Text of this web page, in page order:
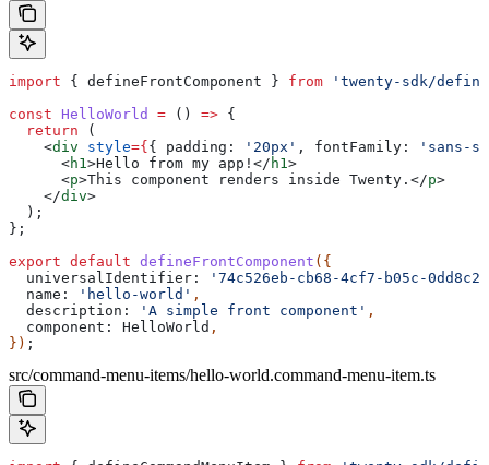
import { defineFrontComponent } from 'twenty-sdk/
const HelloWorld = () => {
  return
(
    <
div style={{ padding: '20px' , fontFamily:
'sans-
      <
h1 >Hello from my app! </ h1 >
      <
p>This component renders inside Twenty. </p>
    </
div>
  );
};
export default defineFrontComponent ({
  universalIdentifier:
'74c526eb-cb68-4cf7-b05c-
  name:
'hello-world' ,
  description:
'A simple front component' ,
  component:
HelloWorld ,
}) ;
src/command-menu-items/hello-world.command-menu-item.ts